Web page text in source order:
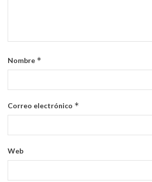
Nombre *
Correo electrónico *
Web